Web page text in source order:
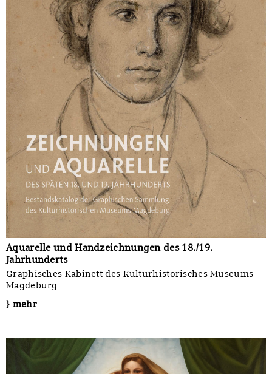
Aquarelle und Handzeichnungen des 18./19.
Jahrhunderts
Graphisches Kabinett des Kulturhistorisches Museums
Magdeburg
} mehr